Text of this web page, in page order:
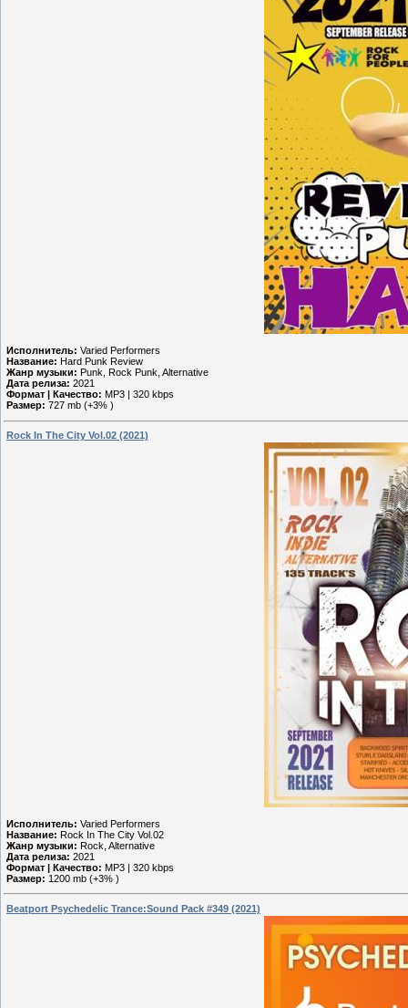
Исполнитель: Varied Performers
Название: Hard Punk Review
Жанр музыки: Punk, Rock Punk, Alternative
Дата релиза: 2021
Формат | Качество: MP3 | 320 kbps
Размер: 727 mb (+3% )
Rock In The City Vol.02 (2021)
Исполнитель: Varied Performers
Название: Rock In The City Vol.02
Жанр музыки: Rock, Alternative
Дата релиза: 2021
Формат | Качество: MP3 | 320 kbps
Размер: 1200 mb (+3% )
Beatport Psychedelic Trance:Sound Pack #349 (2021)